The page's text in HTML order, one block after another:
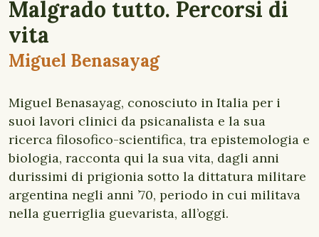
Malgrado tutto. Percorsi di
vita
Miguel Benasayag
Miguel Benasayag, conosciuto in Italia per i
suoi lavori clinici da psicanalista e la sua
ricerca filosofico-scientifica, tra epistemologia e
biologia, racconta qui la sua vita, dagli anni
durissimi di prigionia sotto la dittatura militare
argentina negli anni ’70, periodo in cui militava
nella guerriglia guevarista, all’oggi.